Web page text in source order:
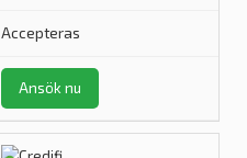
Accepteras
Ansök nu